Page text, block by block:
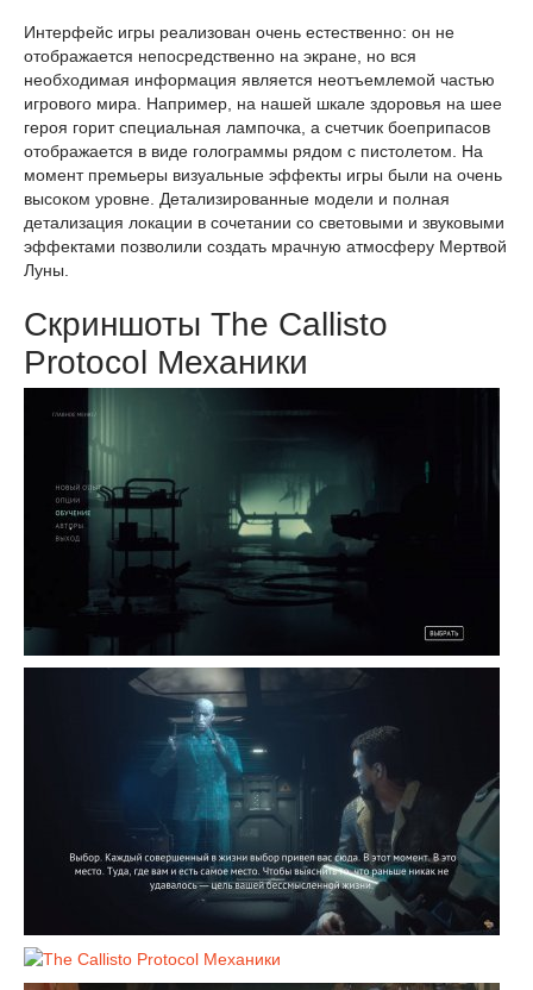
Интерфейс игры реализован очень естественно: он не
отображается непосредственно на экране, но вся
необходимая информация является неотъемлемой частью
игрового мира. Например, на нашей шкале здоровья на шее
героя горит специальная лампочка, а счетчик боеприпасов
отображается в виде голограммы рядом с пистолетом. На
момент премьеры визуальные эффекты игры были на очень
высоком уровне. Детализированные модели и полная
детализация локации в сочетании со световыми и звуковыми
эффектами позволили создать мрачную атмосферу Мертвой
Луны.
Скриншоты The Callisto
Protocol Механики